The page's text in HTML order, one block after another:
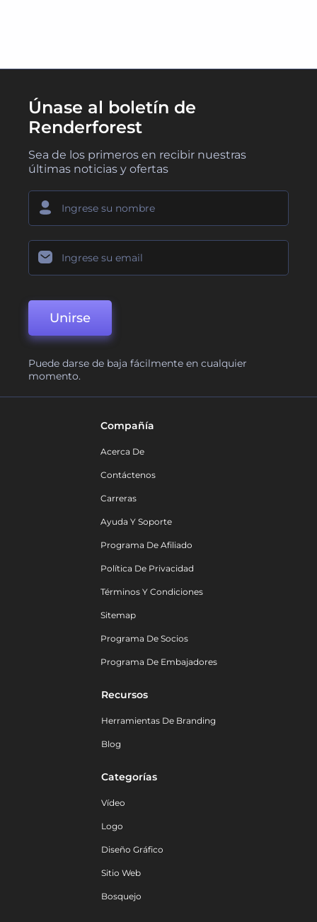
Únase al boletín de
Renderforest
Sea de los primeros en recibir nuestras
últimas noticias y ofertas
Unirse
Puede darse de baja fácilmente en cualquier
momento.
Compañía
Acerca De
Contáctenos
Carreras
Ayuda Y Soporte
Programa De Afiliado
Política De Privacidad
Términos Y Condiciones
Sitemap
Programa De Socios
Programa De Embajadores
Recursos
Herramientas De Branding
Blog
Categorías
Vídeo
Logo
Diseño Gráfico
Sitio Web
Bosquejo